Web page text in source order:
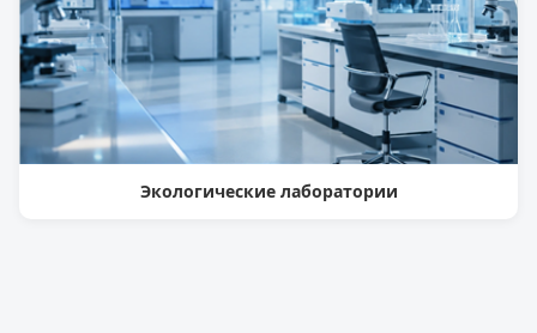
Экологические лаборатории